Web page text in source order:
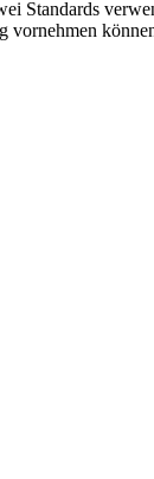
Standards
vornehmen